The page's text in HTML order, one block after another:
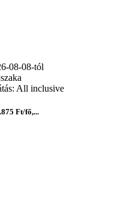
08-08-tól
All inclusive
Ft/fő,...